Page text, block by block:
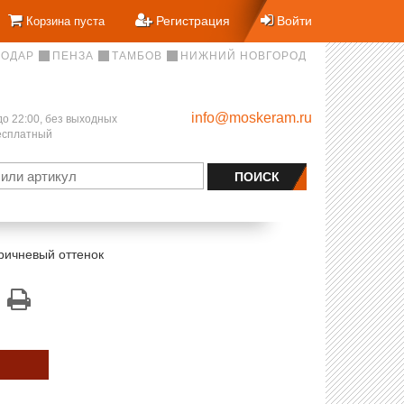
Корзина пуста Регистрация Войти
ПЕНЗА ТАМБОВ НИЖНИЙ НОВГОРОД
22:00, без выходных
info@moskeram.ru
оттенок